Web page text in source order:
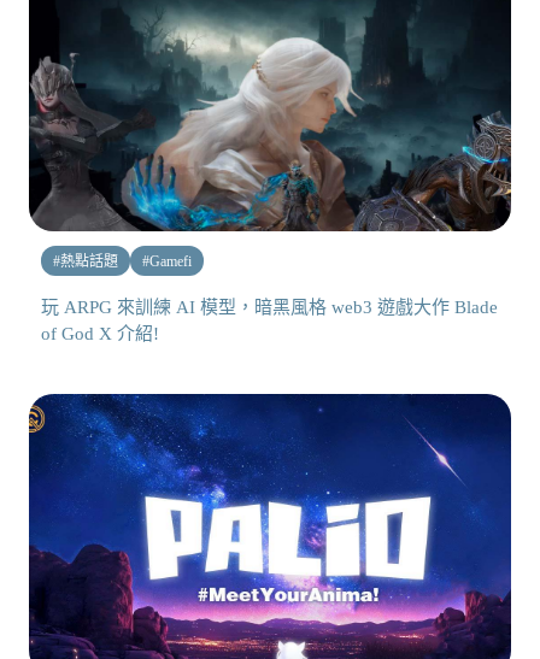
#熱點話題 #Gamefi
玩 ARPG 來訓練 AI 模型，暗黑風格 web3 遊戲大作 Blade
of God X 介紹!